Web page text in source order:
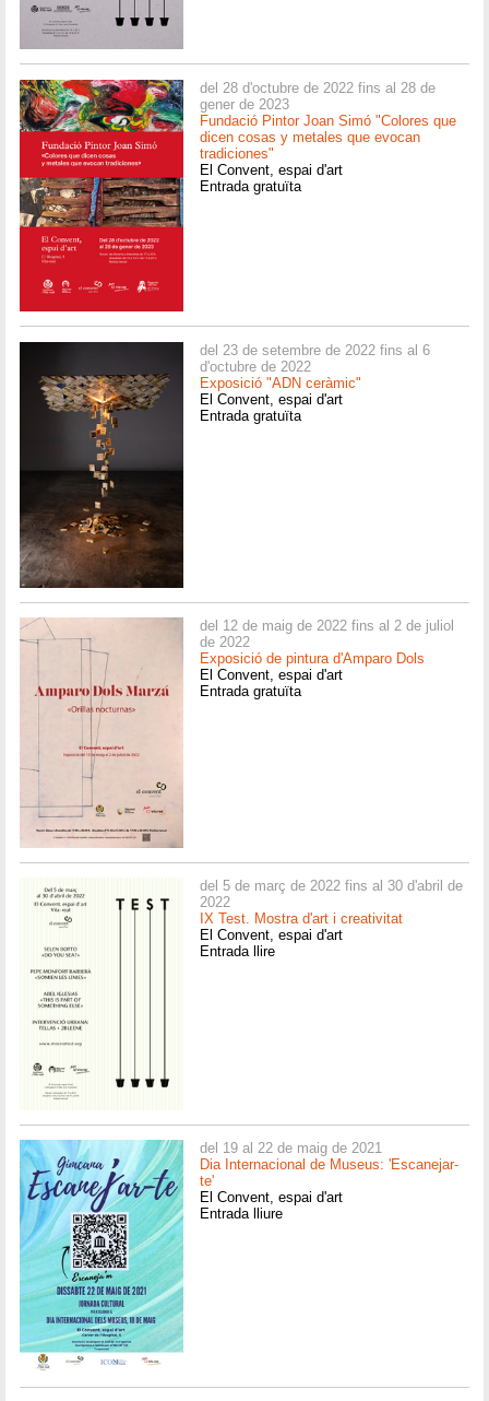
del 28 d'octubre de 2022 fins al 28 de
gener de 2023
Fundació Pintor Joan Simó "Colores que
dicen cosas y metales que evocan
tradiciones"
El Convent, espai d'art
Entrada gratuïta
del 23 de setembre de 2022 fins al 6
d'octubre de 2022
Exposició "ADN ceràmic"
El Convent, espai d'art
Entrada gratuïta
del 12 de maig de 2022 fins al 2 de juliol
de 2022
Exposició de pintura d'Amparo Dols
El Convent, espai d'art
Entrada gratuïta
del 5 de març de 2022 fins al 30 d'abril de
2022
IX Test. Mostra d'art i creativitat
El Convent, espai d'art
Entrada llire
del 19 al 22 de maig de 2021
Dia Internacional de Museus: 'Escanejar-
te'
El Convent, espai d'art
Entrada lliure